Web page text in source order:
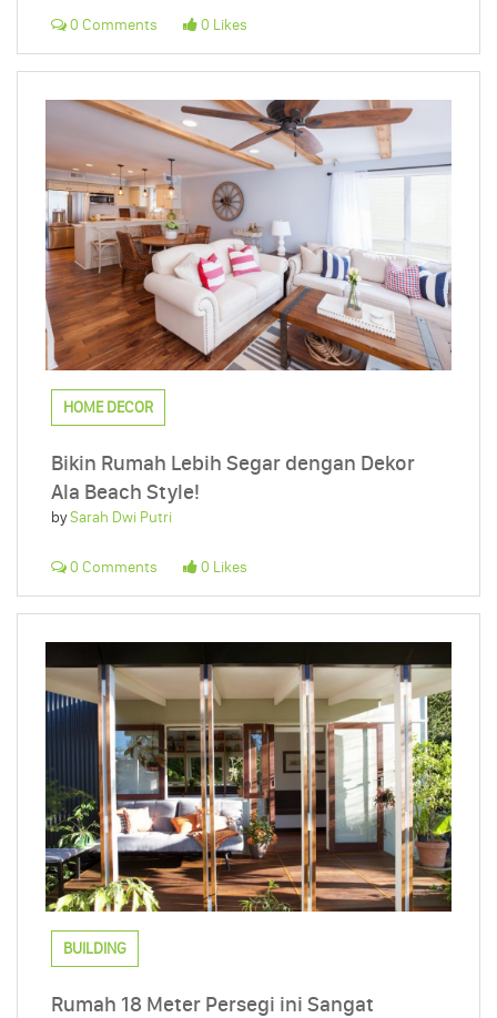
0 Comments 0 Likes
HOME DECOR
Bikin Rumah Lebih Segar dengan Dekor
Ala Beach Style!
bySarah Dwi Putri
0 Comments 0 Likes
BUILDING
Rumah 18 Meter Persegi ini Sangat